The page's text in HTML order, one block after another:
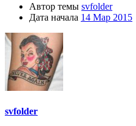
Автор темы svfolder
Дата начала 14 Мар 2015
svfolder